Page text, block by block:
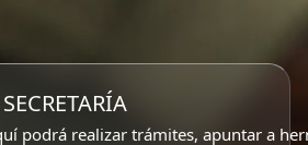
SECRETARÍA
podrá realizar trámites, apuntar a